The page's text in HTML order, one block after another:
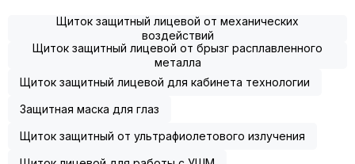
Щиток защитный лицевой от механических
воздействий
Щиток защитный лицевой от брызг расплавленного
металла
Щиток защитный лицевой для кабинета технологии
Защитная маска для глаз
Щиток защитный от ультрафиолетового излучения